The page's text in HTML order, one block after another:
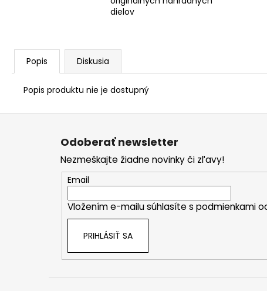
dielov
Popis Diskusia
Popis produktu nie je dostupný
Z
Odoberať newsletter
Nezmeškajte žiadne novinky či zľavy!
Email
Vložením e-mailu súhlasíte s podmienkami
PRIHLÁSIŤ SA